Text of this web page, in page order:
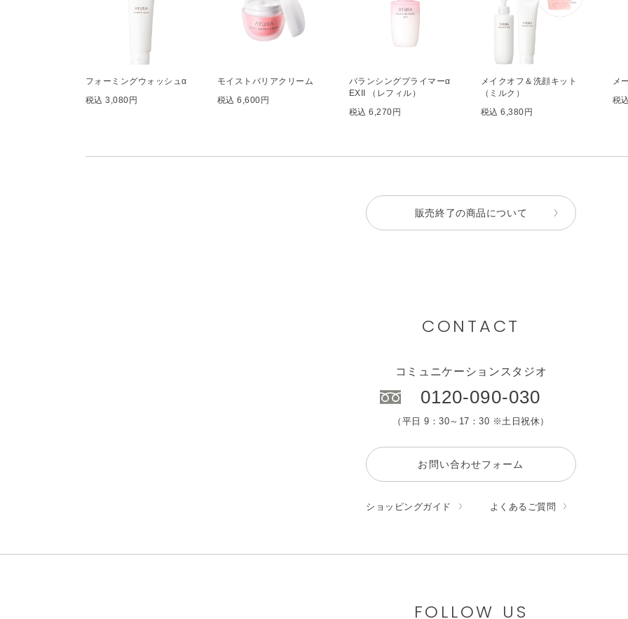
フォーミングウォッシュα
税込 3,080円
モイストバリアクリーム
税込 6,600円
バランシングプライマーα
EXII （レフィル）
税込 6,270円
メイクオフ＆洗顔キット
（ミルク）
税込 6,380円
メ
税
販売終了の商品について
CONTACT
コミュニケーションスタジオ
0120-090-030
（平日 9：30～17：30 ※土日祝休）
お問い合わせフォーム
ショッピングガイド よくあるご質問
FOLLOW US